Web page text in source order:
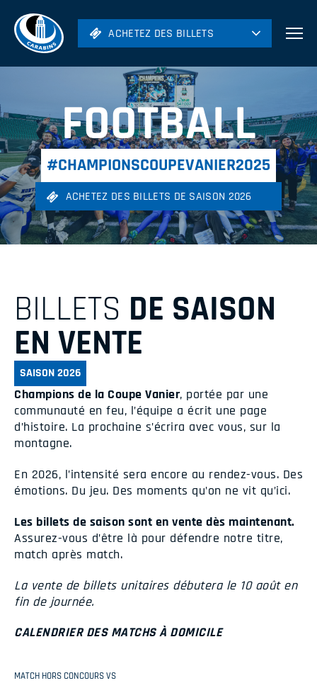
ACHETEZ DES BILLETS
Soccer
Rugby
Volleyball
ACHETEZ DES BILLETS
FOOTBALL
#CHAMPIONSCOUPEVANIER2025
ACHETEZ DES BILLETS DE SAISON 2026
BILLETS DE SAISON
EN VENTE
SAISON 2026
Champions de la Coupe Vanier, portée par une
communauté en feu, l’équipe a écrit une page
d’histoire. La prochaine s’écrira avec vous, sur la
montagne.
En 2026, l’intensité sera encore au rendez-vous. Des
émotions. Du jeu. Des moments qu’on ne vit qu’ici.
Les billets de saison sont en vente dès maintenant.
Assurez-vous d’être là pour défendre notre titre,
match après match.
La vente de billets unitaires débutera le 10 août en
fin de journée.
CALENDRIER DES MATCHS À DOMICILE
MATCH HORS CONCOURS VS